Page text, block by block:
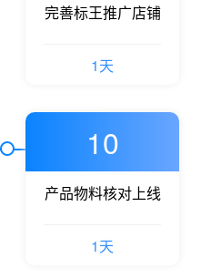
完善标王推广店铺
1天
10
产品物料核对上线
1天